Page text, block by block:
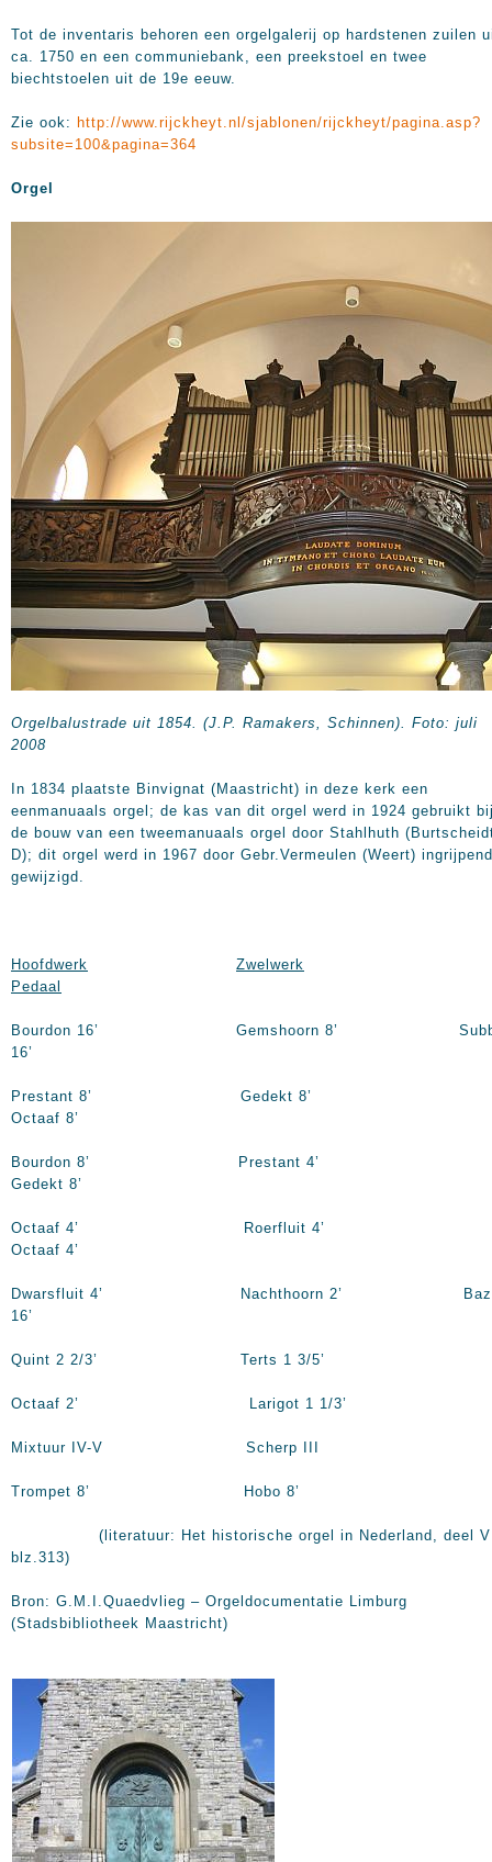
Tot de inventaris behoren een orgelgalerij op hardstenen zuilen
ca. 1750 en een communiebank, een preekstoel en twee
biechtstoelen uit de 19e eeuw.
Zie ook: http://www.rijckheyt.nl/sjablonen/rijckheyt/pagina.asp?
subsite=100&pagina=364
Orgel
Orgelbalustrade uit 1854. (J.P. Ramakers, Schinnen). Foto: juli
2008
In 1834 plaatste Binvignat (Maastricht) in deze kerk een
eenmanuaals orgel; de kas van dit orgel werd in 1924 gebruikt
de bouw van een tweemanuaals orgel door Stahlhuth
D); dit orgel werd in 1967 door Gebr.Vermeulen (Weert) ingrijpend
gewijzigd.
Hoofdwerk
Zwelwerk
Pedaal
Bourdon 16’ Gemshoorn 8’
16’
Prestant 8’ Gedekt 8’
Octaaf 8’
Bourdon 8’ Prestant 4’
Gedekt 8’
Octaaf 4’ Roerfluit 4’
Octaaf 4’
Dwarsfluit 4’ Nachthoorn 2’
16’
Quint 2 2/3’ Terts 1 3/5’
Octaaf 2’ Larigot 1 1/3’
Mixtuur IV-V Scherp III
Trompet 8’ Hobo 8’
(literatuur: Het historische orgel in Nederland, deel
blz.313)
Bron: G.M.I.Quaedvlieg – Orgeldocumentatie Limburg
(Stadsbibliotheek Maastricht)